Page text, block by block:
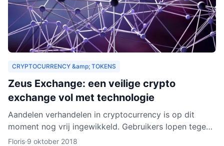
CRYPTOCURRENCY &amp; TOKENS
Zeus Exchange: een veilige crypto
exchange vol met technologie
Aandelen verhandelen in cryptocurrency is op dit
moment nog vrij ingewikkeld. Gebruikers lopen tegen
drempels aan. Er gelden bijvoorbeeld strenge regels,
Floris·9 oktober 2018